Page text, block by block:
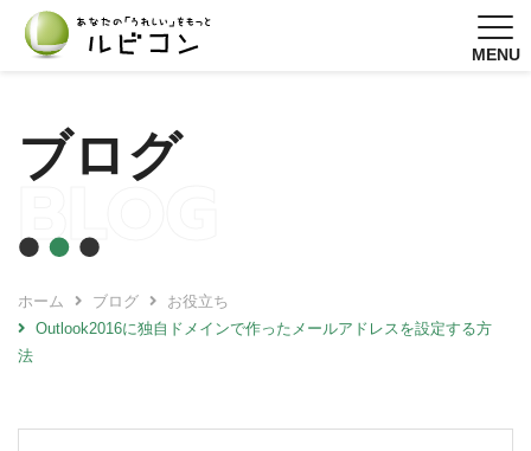
MENU
ブログ
BLOG
ホーム ブログ
お役立ち
Outlook2016に独自ドメインで作ったメールアドレスを設定する方
法